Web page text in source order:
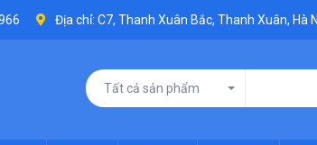
Địa chỉ: C7, Thanh Xuân Bắc, Thanh Xuân, Hà
Tất cả sản phẩm